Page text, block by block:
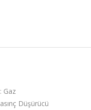
Gaz
Düşürücü